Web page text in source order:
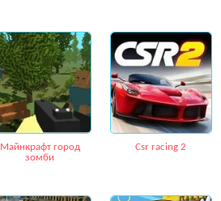
Майнкрафт город
зомби
Csr racing 2